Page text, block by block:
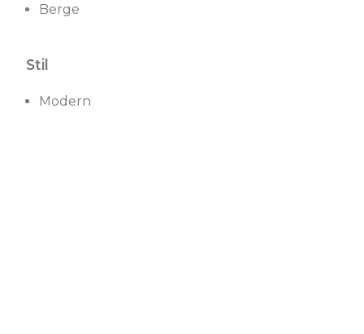
Berge
Stil
Modern